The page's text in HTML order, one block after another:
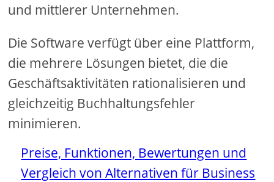
und mittlerer Unternehmen.
Die Software verfügt über eine Plattform,
die mehrere Lösungen bietet, die die
Geschäftsaktivitäten rationalisieren und
gleichzeitig Buchhaltungsfehler
minimieren.
Preise, Funktionen, Bewertungen und
Vergleich von Alternativen für Business